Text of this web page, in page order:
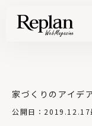
公開日：2019.12.17
家づくりのアイデ